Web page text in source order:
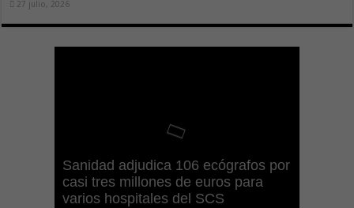
27 julio, 2026
Sanidad adjudica 106 ecógrafos por
casi tres millones de euros para
varios hospitales del SCS
puntuación en el Índice de
Transparencia de Canarias por
cuarto año consecutivo
ayudas del POSEICAN-Pesca al
sector por valor de 7,09 M€ tras
aumentar las cuantías
Transición Ecológica coordina con
Ashotel su adhesión a la Red de
Refugios Climáticos de Canarias
parque de vivienda protegida en
régimen de alquiler asequible de
Tenerife
diagnóstica de los centros de salud
con el impulso de la ecografía
clínica